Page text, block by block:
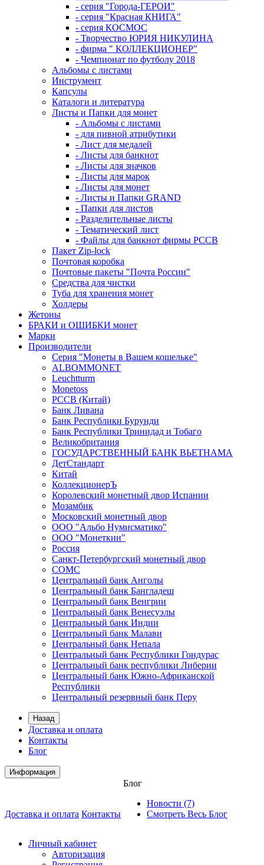
- серия "Города-ГЕРОИ"
- серия "Красная КНИГА"
- серия КОСМОС
- Творчество ЮРИЯ НИКУЛИНА
- фирма " КОЛЛЕКЦИОНЕР"
- Чемпионат по футболу 2018
Альбомы с листами
Инструмент
Капсулы
Каталоги и литература
Листы и Папки для монет
- Альбомы с листами
- для пивной атрибутики
- Лист для медалей
- Листы для банкнот
- Листы для значков
- Листы для марок
- Листы для монет
- Листы и Папки GRAND
- Папки для листов
- Разделительные листы
- Тематический лист
- Файлы для банкнот фирмы PCCB
Пакет Zip-lock
Почтовая коробка
Почтовые пакеты "Почта России"
Средства для чистки
Туба для хранения монет
Холдеры
Жетоны
БРАКИ и ОШИБКИ монет
Марки
Производители
Серия "Монеты в Вашем кошельке"
ALBOMMONET
Leuchtturm
Monetoss
PCCB (Китай)
Банк Ливана
Банк Республики Бурунди
Банк Республики Тринидад и Тобаго
Великобритания
ГОСУДАРСТВЕННЫЙ БАНК ВЬЕТНАМА
ДетСтандарт
Китай
КоллекционерЪ
Королевский монетный двор Испании
Мозамбик
Московский монетный двор
ООО "Альбо Нумисматико"
ООО "Монеткин"
Россия
Санкт-Петербургский монетный двор
СОМС
Центральный банк Анголы
Центральный банк Бангладеш
Центральный банк Венгрии
Центральный банк Венесуэлы
Центральный банк Индии
Центральный банк Малави
Центральный банк Непала
Центральный банк Республики Гондурас
Центральный банк республики Либерии
Центральный банк Южно-Африканской
Республики
Центральный резервный банк Перу
Назад
Доставка и оплата
Контакты
Блог
Информация
Доставка и оплата Контакты
Блог
Новости (7)
Смотреть Весь Блог
Личный кабинет
Авторизация